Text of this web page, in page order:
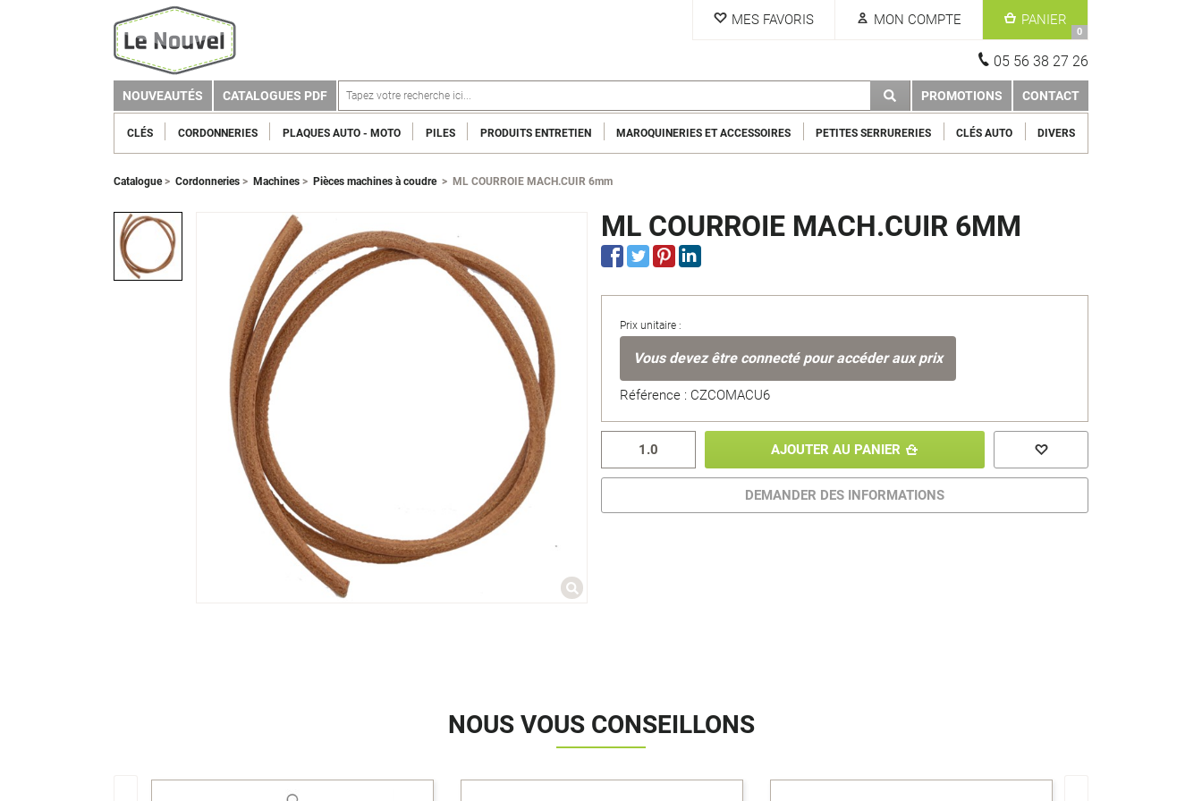
MES FAVORIS MON COMPTE PANIER
0
05 56 38 27 26
NOUVEAUTÉS CATALOGUES PDF PROMOTIONS CONTACT
CLÉS CORDONNERIES PLAQUES AUTO - MOTO PILES PRODUITS ENTRETIEN MAROQUINERIES ET ACCESSOIRES PETITES SERRURERIES CLÉS AUTO DIVERS
Catalogue> Cordonneries > Machines > Pièces machines à coudre> ML COURROIE MACH.CUIR 6mm
ML COURROIE MACH.CUIR 6MM
Prix unitaire :
Vous devez être connecté pour accéder aux prix
Référence : CZCOMACU6
AJOUTER AU PANIER
DEMANDER DES INFORMATIONS
NOUS VOUS CONSEILLONS